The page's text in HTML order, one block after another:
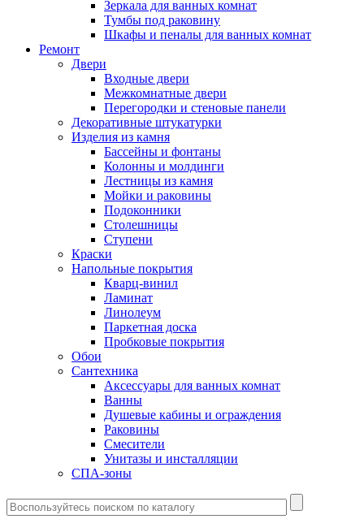
Зеркала для ванных комнат
Тумбы под раковину
Шкафы и пеналы для ванных комнат
Ремонт
Двери
Входные двери
Межкомнатные двери
Перегородки и стеновые панели
Декоративные штукатурки
Изделия из камня
Бассейны и фонтаны
Колонны и молдинги
Лестницы из камня
Мойки и раковины
Подоконники
Столешницы
Ступени
Краски
Напольные покрытия
Кварц-винил
Ламинат
Линолеум
Паркетная доска
Пробковые покрытия
Обои
Сантехника
Аксессуары для ванных комнат
Ванны
Душевые кабины и ограждения
Раковины
Смесители
Унитазы и инсталляции
СПА-зоны